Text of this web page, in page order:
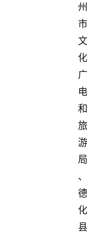
州
市
文
化
广
电
和
旅
游
局
、
德
化
县